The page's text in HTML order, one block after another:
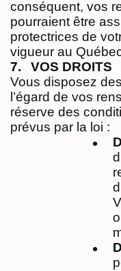
conséquent, vos
pourraient être
protectrices de
vigueur au
VOS DROITS
Vous disposez
l’égard de vos
réserve des
prévus par la loi :